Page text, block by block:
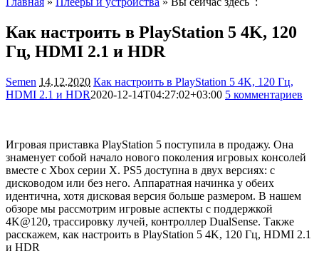
Как настроить в PlayStation 5 4K, 120
Гц, HDMI 2.1 и HDR
Semen 14.12.2020 Как настроить в PlayStation 5 4K, 120 Гц,
HDMI 2.1 и HDR2020-12-14T04:27:02+03:00 5 комментариев
Игровая приставка PlayStation 5 поступила в продажу. Она
знаменует собой начало нового поколения игровых консолей
вместе с Xbox серии X. PS5 доступна в двух версиях: с
дисководом или без него. Аппаратная начинка у обеих
идентична, хотя дисковая версия больше размером. В нашем
обзоре мы рассмотрим игровые аспекты с поддержкой
4K@120, трассировку лучей, контроллер DualSense. Также
расскажем, как настроить в PlayStation 5 4K, 120 Гц, HDMI 2.1
и HDR